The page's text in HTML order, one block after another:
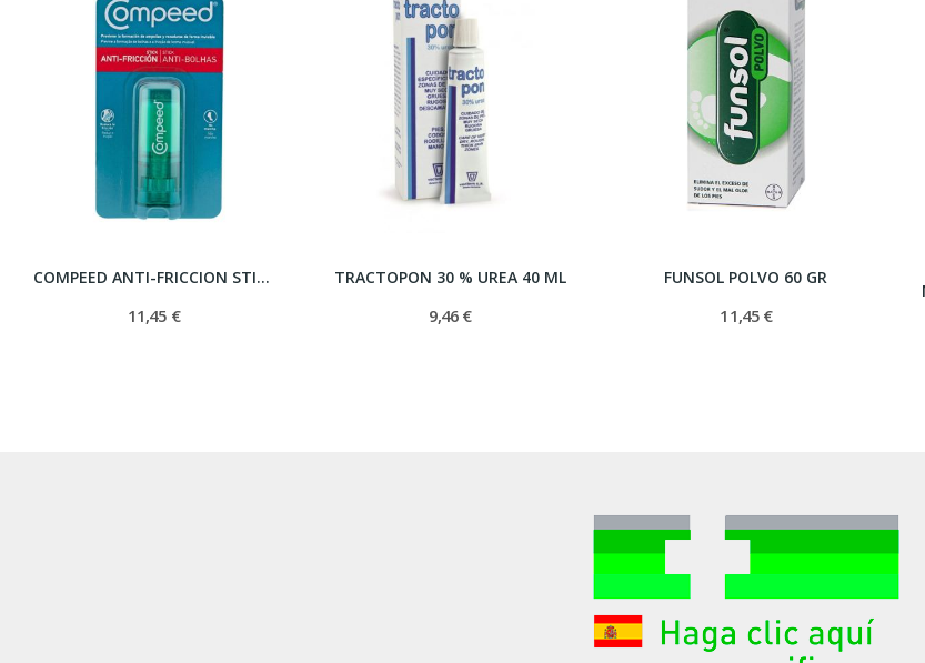
COMPEED ANTI-FRICCION STICK 10 ML
11,45 €
TRACTOPON 30 % UREA 40 ML
9,46 €
FUNSOL POLVO 60 GR
11,45 €